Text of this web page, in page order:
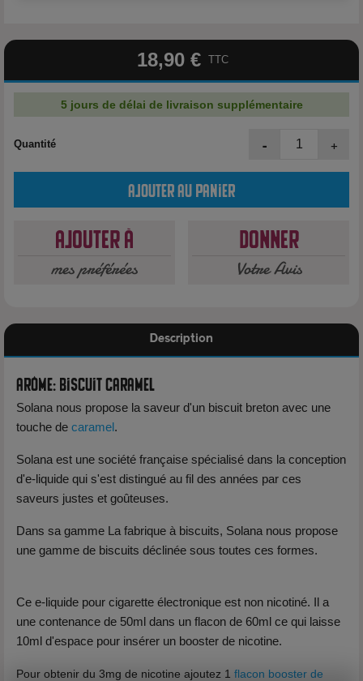
18,90 € TTC
5 jours de délai de livraison supplémentaire
Quantité - +
Ajouter au panier
Ajouter à
mes préférées
Donner
Votre Avis
Description
Arôme: Biscuit Caramel
Solana nous propose la saveur d'un biscuit breton avec une
touche de caramel.
Solana est une société française spécialisé dans la conception
d'e-liquide qui s'est distingué au fil des années par ces
saveurs justes et goûteuses.
Dans sa gamme La fabrique à biscuits, Solana nous propose
une gamme de biscuits déclinée sous toutes ces formes.
Ce e-liquide pour cigarette électronique est non nicotiné. Il a
une contenance de 50ml dans un flacon de 60ml ce qui laisse
10ml d'espace pour insérer un booster de nicotine.
Pour obtenir du 3mg de nicotine ajoutez 1 flacon booster de